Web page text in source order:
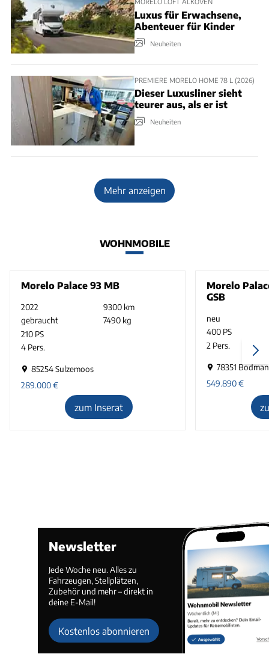
Luxus für Erwachsene,
Abenteuer für Kinder
Neuheiten
PREMIERE MORELO HOME 78 L (2026)
Dieser Luxusliner sieht
teurer aus, als er ist
Neuheiten
Mehr anzeigen
WOHNMOBILE
Morelo Palace 93 MB
2022
9300 km
gebraucht
7490 kg
210 PS
4 Pers.
85254 Sulzemoos
289.000€
zum Inserat
Morelo
GSB
neu
400 PS
2 Pers.
78351
549.890€
Newsletter
Jede Woche neu. Alles zu
Fahrzeugen, Stellplätzen,
Zubehör und mehr – direkt in
deine E-Mail!
Kostenlos abonnieren